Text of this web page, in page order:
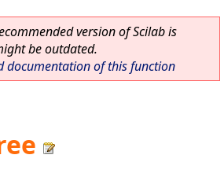
version of Scilab is
be outdated.
documentation of this function